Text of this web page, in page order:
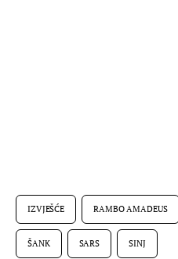
IZVJEŠĆE RAMBO AMADEUS
ŠANK SARS SINJ